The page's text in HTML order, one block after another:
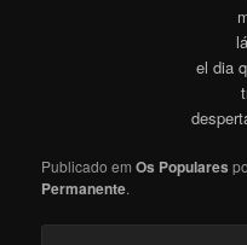
el dia
Publicado emOs Populares
Permanente.